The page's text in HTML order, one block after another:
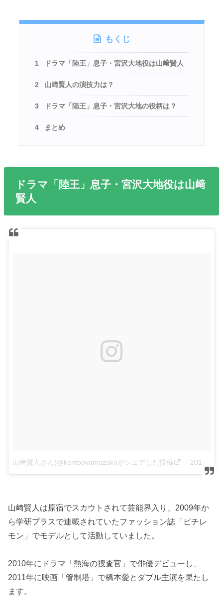
もくじ
1 ドラマ「陸王」息子・宮沢大地役は山﨑賢人
2 山﨑賢人の演技力は？
3 ドラマ「陸王」息子・宮沢大地の役柄は？
4 まとめ
ドラマ「陸王」息子・宮沢大地役は山﨑
賢人
山﨑賢人さん(@kentooyamazaki)がシェアした投稿 – 2016 9月 15 3:04午前 PDT
山﨑賢人は原宿でスカウトされて芸能界入り、2009年か
ら学研プラスで連載されていたファッション誌「ピチレ
モン」でモデルとして活動していました。
2010年にドラマ「熱海の捜査官」で俳優デビューし、
2011年に映画「管制塔」で橋本愛とダブル主演を果たし
ます。